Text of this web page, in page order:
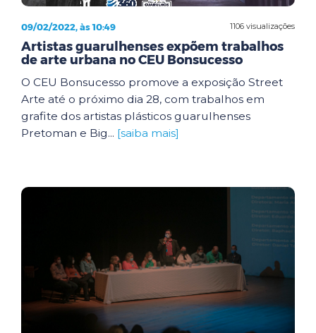
1106 visualizações
09/02/2022, às 10:49
Artistas guarulhenses expõem trabalhos
de arte urbana no CEU Bonsucesso
O CEU Bonsucesso promove a exposição Street
Arte até o próximo dia 28, com trabalhos em
grafite dos artistas plásticos guarulhenses
Pretoman e Big... [saiba mais]